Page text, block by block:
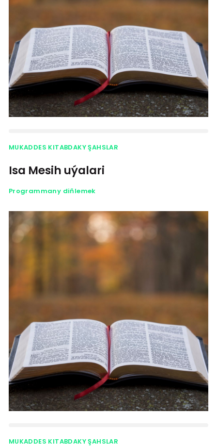
MUKADDES KITABDAKY ŞAHSLAR
Isa Mesih uýalari
Programmany diňlemek
MUKADDES KITABDAKY ŞAHSLAR